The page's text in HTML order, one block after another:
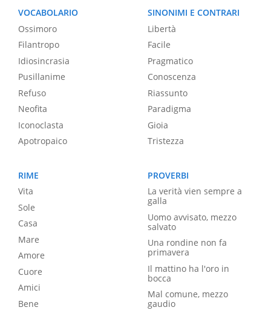
VOCABOLARIO
Ossimoro
Filantropo
Idiosincrasia
Pusillanime
Refuso
Neofita
Iconoclasta
Apotropaico
SINONIMI E CONTRARI
Libertà
Facile
Pragmatico
Conoscenza
Riassunto
Paradigma
Gioia
Tristezza
RIME
Vita
Sole
Casa
Mare
Amore
Cuore
Amici
Bene
PROVERBI
La verità vien sempre a
galla
Uomo avvisato, mezzo
salvato
Una rondine non fa
primavera
Il mattino ha l'oro in
bocca
Mal comune, mezzo
gaudio